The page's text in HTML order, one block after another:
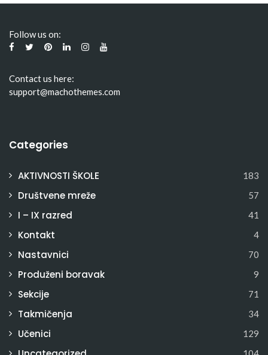
Follow us on:
Contact us here:
support@machothemes.com
Categories
AKTIVNOSTI ŠKOLE 183
Društvene mreže 57
I – IX razred 41
Kontakt 4
Nastavnici 70
Produženi boravak 9
Sekcije 71
Takmičenja 34
Učenici 129